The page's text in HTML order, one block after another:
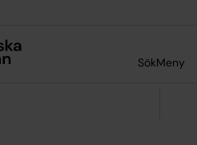
SökMeny